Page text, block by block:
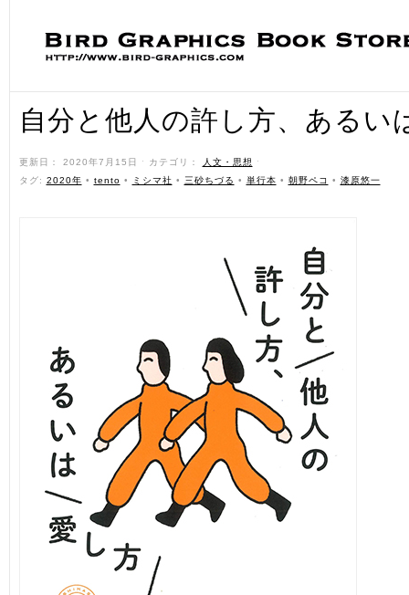
自分と他人の許し方、あるい
更新日： 2020年7月15日 ˑ カテゴリ： 人文・思想
ˑ
タグ: 2020年 • tento • ミシマ社 • 三砂ちづる • 単行本 • 朝野ペコ • 漆原悠一